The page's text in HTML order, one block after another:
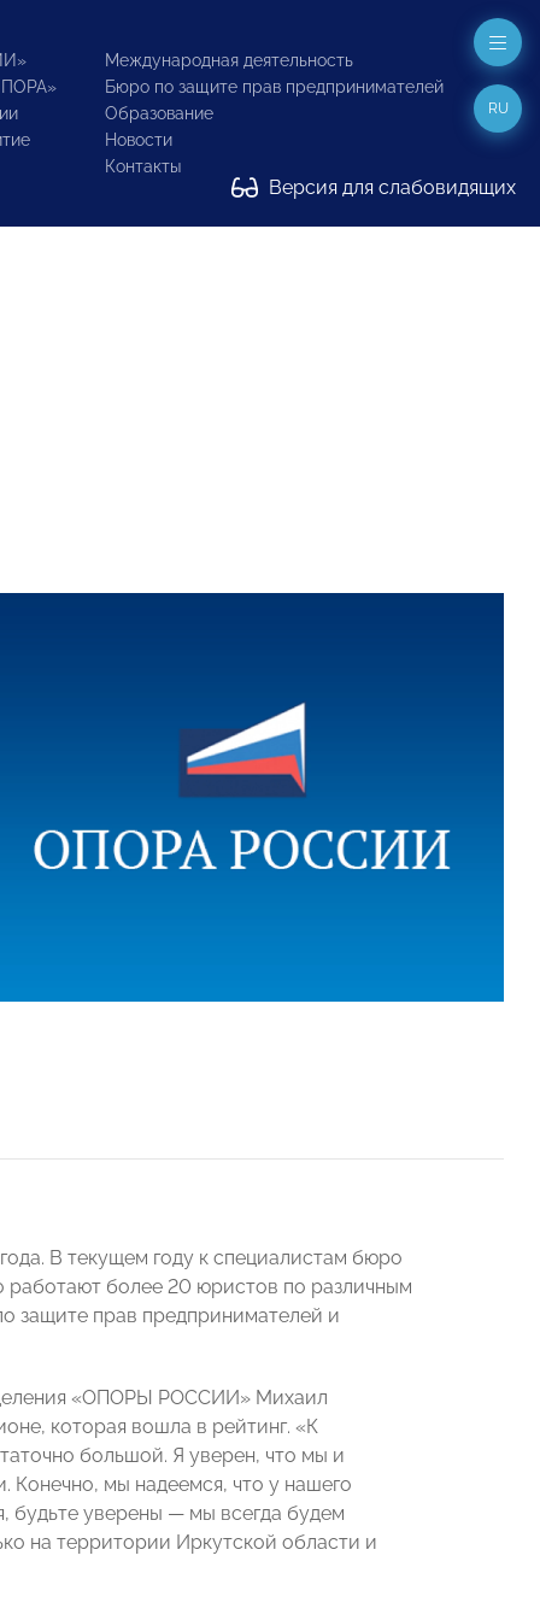
Международная деятельность
Бюро по защите прав предпринимателей
Образование
Новости
Контакты
Версия для слабовидящих
RU
В текущем году к специалистам бюро
более 20 юристов по различным
защите прав предпринимателей и
«ОПОРЫ РОССИИ» Михаил
которая вошла в рейтинг. «К
большой. Я уверен, что мы и
Конечно, мы надеемся, что у нашего
будьте уверены — мы всегда будем
на территории Иркутской области и